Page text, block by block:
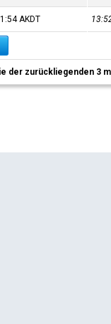
AKDT
der zurückliegenden 3